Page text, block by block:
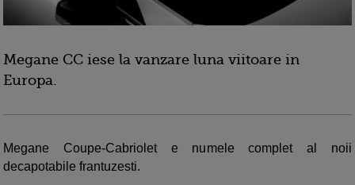
Megane CC iese la vanzare luna viitoare in
Europa.
Megane Coupe-Cabriolet e numele complet al noii
decapotabile frantuzesti.